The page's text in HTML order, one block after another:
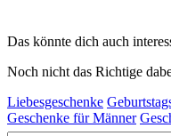
Das könnte dich auch
Noch nicht das Richtige
Liebesgeschenke
Geschenke für Männer